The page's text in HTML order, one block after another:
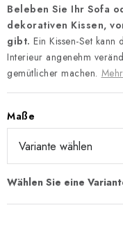
Beleben Sie Ihr Sofa
dekorativen Kissen,
gibt. Ein Kissen-Set
Interieur angenehm
gemütlicher machen.
Maße